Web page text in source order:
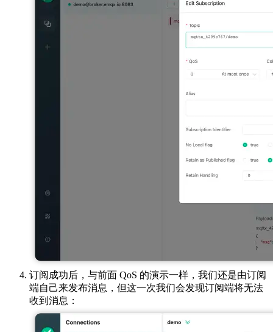
订阅成功后，与前面 QoS 的演示一样，我们还是由订阅
端自己来发布消息，但这一次我们会发现订阅端将无法
收到消息：